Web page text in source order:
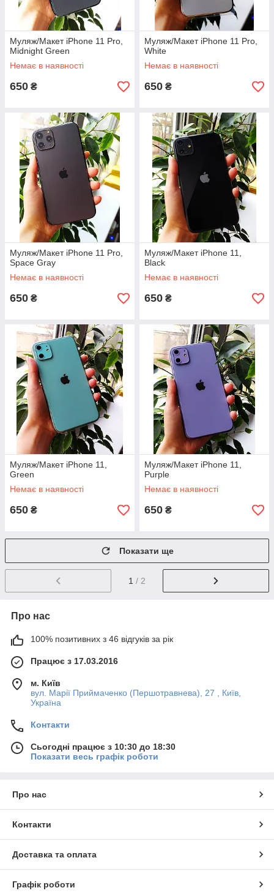
Муляж/Макет iPhone 11 Pro,
Midnight Green
Немає в наявності
650 ₴
Муляж/Макет iPhone 11 Pro,
White
Немає в наявності
650 ₴
Муляж/Макет iPhone 11 Pro,
Space Gray
Немає в наявності
650 ₴
Муляж/Макет iPhone 11,
Black
Немає в наявності
650 ₴
Муляж/Макет iPhone 11,
Green
Немає в наявності
650 ₴
Муляж/Макет iPhone 11,
Purple
Немає в наявності
650 ₴
Показати ще
1 / 2
Про нас
100% позитивних з 46 відгуків за рік
Працює з 17.03.2016
м. Київ
вул. Марії Приймаченко (Першотравнева), 27 , Київ,
Україна
Контакти
Сьогодні працює з 10:30 до 18:30
Показати весь графік роботи
Про нас
Контакти
Доставка та оплата
Графік роботи